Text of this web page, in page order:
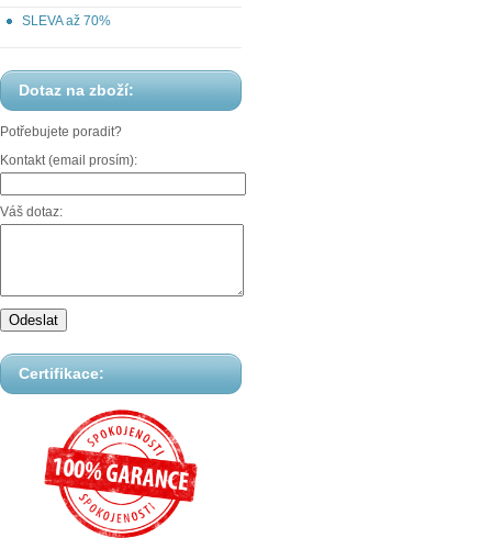
SLEVA až 70%
Dotaz na zboží:
Potřebujete poradit?
Kontakt (email prosím):
Váš dotaz:
Certifikace: